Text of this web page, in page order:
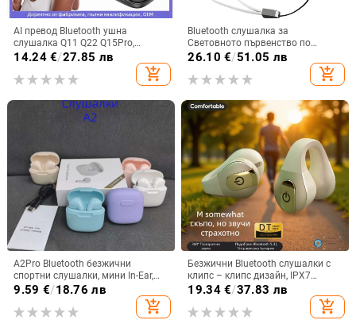
AI превод Bluetooth ушна
слушалка Q11 Q22 Q15Pro,
Bluetooth 5.3, обхват 10 м, време
на работа 4–8 ч, цифров дисплей
14.24€/27.85 лв
add_shopping_cart
Bluetooth слушалка за
Световното първенство по
футбол — частен модел,
персонализирана, полуин-ушна,
Bluetooth 5.4, обхват 10 м, 4–8 ч
26.10 €/51.05 лв
add_shopping_cart
A2Pro Bluetooth безжични
спортни слушалки, мини In-Ear,
5.3 дълга издръжливост на
9.59 €/18.76 лв
add_shopping_cart
Безжични Bluetooth слушалки с
клипс – клипс дизайн, IPX7
водоустойчивост, Bluetooth 5.4,
обхват 15 м, живот на батерията
над 8 ч
19.34€/37.83 лв
add_shopping_cart